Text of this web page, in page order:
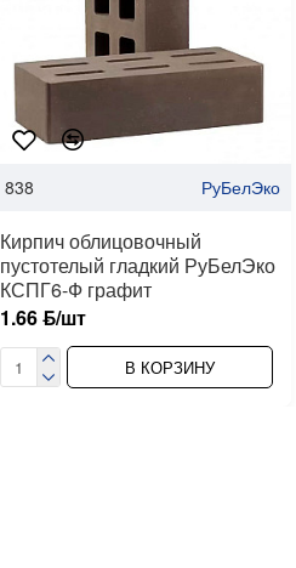
838 РуБелЭко
Кирпич облицовочный
пустотелый гладкий РуБелЭко
КСПГ6-Ф графит
1.66 ƃ/шт
В КОРЗИНУ